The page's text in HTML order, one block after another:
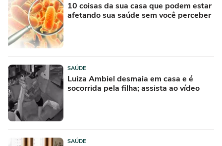
10 coisas da sua casa que podem estar
afetando sua saúde sem você perceber
SAÚDE
Luiza Ambiel desmaia em casa e é
socorrida pela filha; assista ao vídeo
SAÚDE